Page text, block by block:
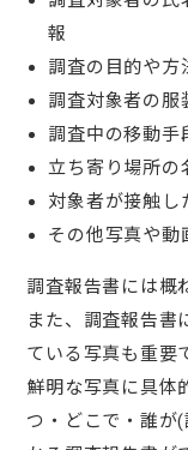
報
調査の目的や方
調査対象者の服
調査中の移動手
立ち寄り場所の
対象者が接触し
その他写真や動
調査報告書には概
また、調査報告書
ている写真も重要
鮮明な写真に具体
つ・どこで・誰が